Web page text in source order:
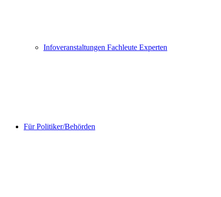
Infoveranstaltungen Fachleute Experten
Für Politiker/Behörden